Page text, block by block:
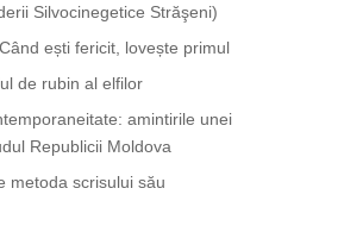
Silvocinegetice Străşeni)
ești fericit, lovește primul
de rubin al elfilor
amintirile unei
Republicii Moldova
metoda scrisului său